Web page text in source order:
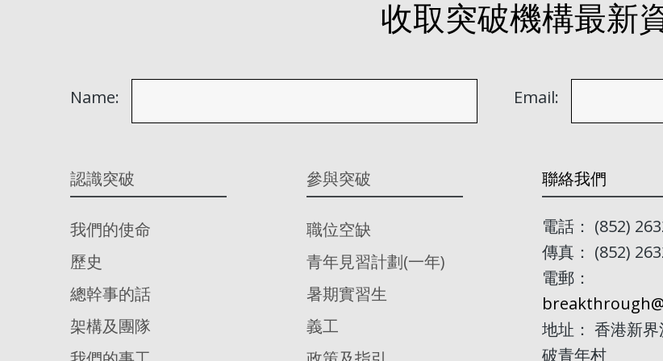
收取突破機構最新
Name: Email:
認識突破
我們的使命
歷史
總幹事的話
架構及團隊
參與突破
職位空缺
青年見習計劃(一年)
暑期實習生
義工
聯絡我們
電話： (852)
傳真： (852)
電郵：
地址： 香港新
破青年村